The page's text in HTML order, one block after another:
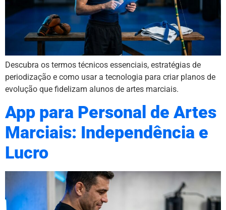
Descubra os termos técnicos essenciais, estratégias de
periodização e como usar a tecnologia para criar planos de
evolução que fidelizam alunos de artes marciais.
App para Personal de Artes
Marciais: Independência e
Lucro